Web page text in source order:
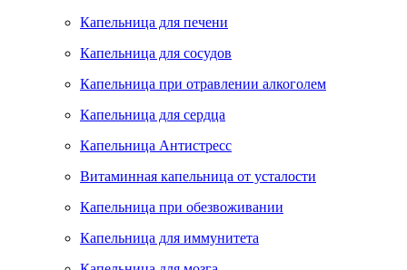
Капельница для печени
Капельница для сосудов
Капельница при отравлении алкоголем
Капельница для сердца
Капельница Антистресс
Витаминная капельница от усталости
Капельница при обезвоживании
Капельница для иммунитета